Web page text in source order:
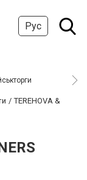
Рус
TEREHOVA &